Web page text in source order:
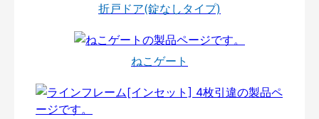
折戸ドア(錠なしタイプ)
ねこゲート